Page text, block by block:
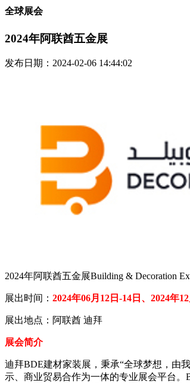
全球展会
2024年阿联酋五金展
发布日期：2024-02-06 14:44:02
2024年阿联酋五金展Building & Decoration
展出时间： 2024年06月12日-14日、 2024年
展出地点：阿联酋 迪拜
展会简介
迪拜BDE建材家装展，秉承“全球梦想，由
示、商业贸易合作为一体的专业展会平台